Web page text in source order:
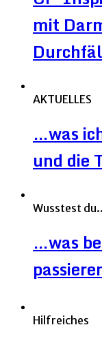
mit
AKTUELLES
…was
und die
Wusstest
…was
Hilfreiches